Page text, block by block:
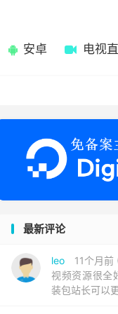
安卓 电视
最新评论
leo
11个月前
视频资源很全
装包站长可以